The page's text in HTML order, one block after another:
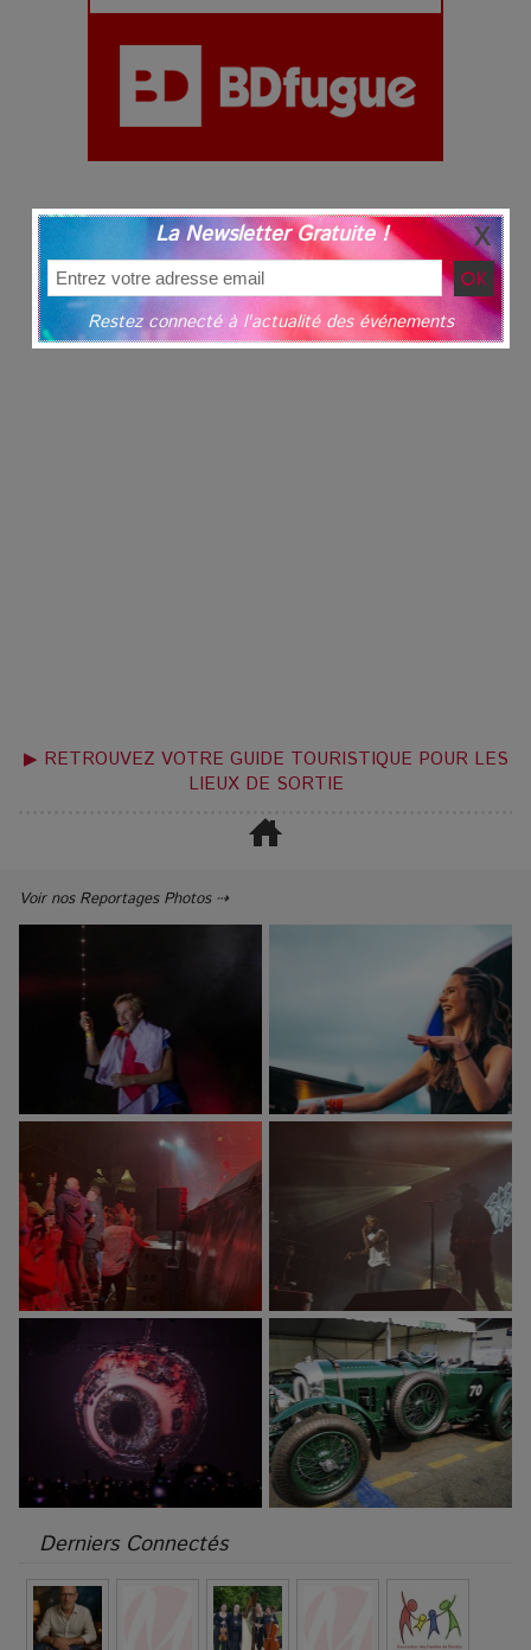
▶ RETROUVEZ VOTRE GUIDE TOURISTIQUE POUR LES
LIEUX DE SORTIE
Voir nos Reportages Photos ⇢
Derniers Connectés
La Newsletter Gratuite !
Restez connecté à l'actualité des événements